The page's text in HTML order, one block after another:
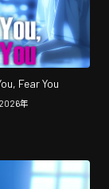
Fear You
2026年